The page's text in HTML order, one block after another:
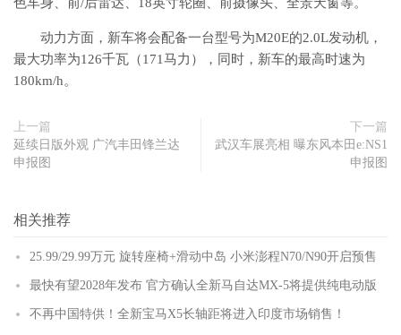
动力方面，新车将会配备一台型号为M20E的2.0L发动机，
最大功率为126千瓦（171马力），同时，新车的最高时速为
180km/h。
上一篇
延续日版外观 广汽丰田锋兰达
申报图
下一篇
武汉车展亮相 曝东风本田e:NS1
申报图
相关推荐
25.99/29.99万元 旋转座椅+滑动中岛 小米澎程N70/N90开启预售
最快有望2028年发布 官方确认全新马自达MX-5将提供纯电动版
不再中国特供！全新宝马X5长轴距将进入印度市场销售！